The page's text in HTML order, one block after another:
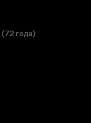
(72 года)